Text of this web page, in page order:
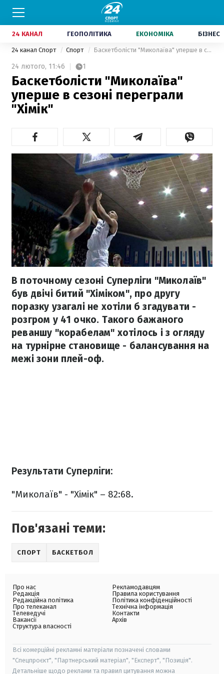
24 КАНАЛ ГЕОПОЛІТИКА ЕКОНОМІКА БІЗНЕС
24 канал Спорт Спорт Баскетболісти "Миколаїва" уперше в сезоні переграли "Хімік"
24 лютого, 11:46 1
Баскетболісти "Миколаїва"
уперше в сезоні переграли
"Хімік"
В поточному сезоні Суперліги "Миколаїв"
був двічі битий "Хіміком", про другу
поразку узагалі не хотіли б згадувати -
розгром у 41 очко. Такого бажаного
реваншу "корабелам" хотілось і з огляду
на турнірне становище - балансування на
межі зони плей-оф.
Результати Суперліги:
"Миколаїв" - "Хімік" – 82:68.
Пов'язані теми:
СПОРТ БАСКЕТБОЛ
Про нас
Редакція
Редакційна політика
Про телеканал
Телеведучі
Вакансії
Структура власності
Рекламодавцям
Правила користування
Політика конфіденційності
Технічна інформація
Контакти
Архів
Всі комерційні рекламні матеріали позначені словами
"Спецпроєкт", "Партнерський матеріал", "Експерт", "Позиція".
Детальніше щодо реклами та правил цитування можна